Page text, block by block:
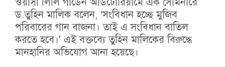
ড.তুহিন মালিক বলেন, ‘সংবিধান হচ্ছে মুজিব
পরিবারের গান বাজনা। তাই এ সংবিধান বাতিল
করতে হবে।' এই বক্তব্যে তুহিন মালিকের বিরুদ্ধে
মানহানির অভিযোগ আনা হয়েছে।